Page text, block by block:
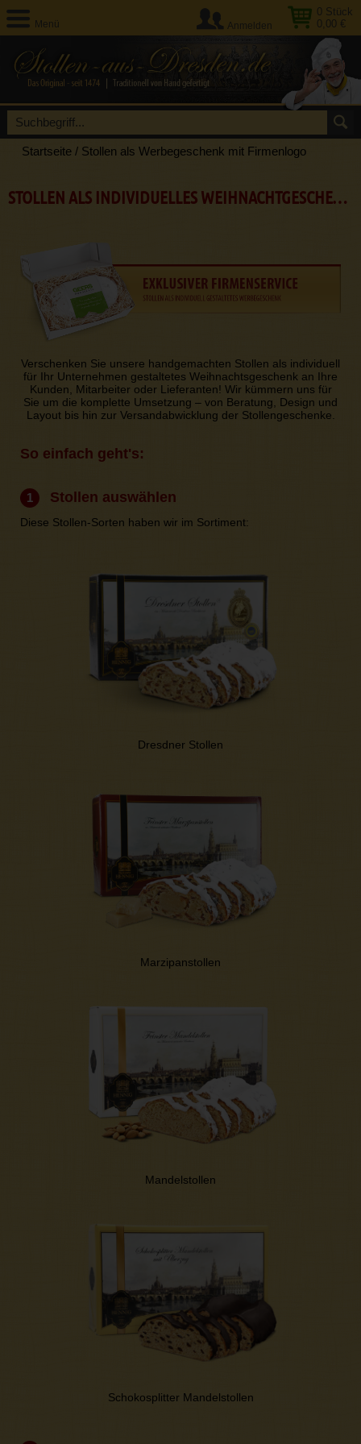
Menü
0 Stück
0,00 €
Anmelden
Startseite / Stollen als Werbegeschenk mit Firmenlogo
STOLLEN ALS INDIVIDUELLES WEIHNACHTGESCHENK FÜR FIRMEN
Verschenken Sie unsere handgemachten Stollen als individuell
für Ihr Unternehmen gestaltetes Weihnachtsgeschenk an Ihre
Kunden, Mitarbeiter oder Lieferanten! Wir kümmern uns für
Sie um die komplette Umsetzung – von Beratung, Design und
Layout bis hin zur Versandabwicklung der Stollengeschenke.
So einfach geht's:
1 Stollen auswählen
Diese Stollen-Sorten haben wir im Sortiment:
Dresdner Stollen
Marzipanstollen
Mandelstollen
Schokosplitter Mandelstollen